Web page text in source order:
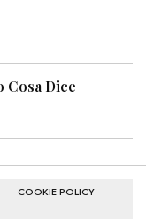
Cosa Dice
COOKIE POLICY